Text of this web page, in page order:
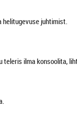
helitugevuse juhtimist.
teleris ilma konsoolita,